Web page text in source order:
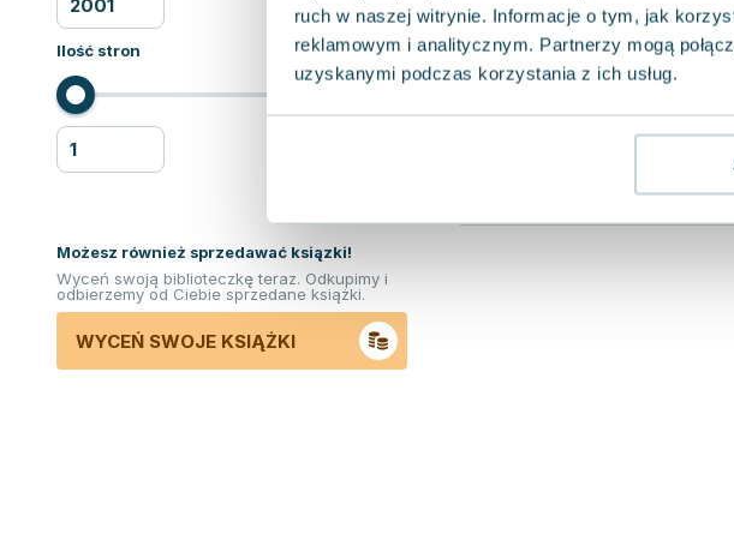
ruch w naszej witrynie. Informacje o tym, jak
reklamowym i analitycznym. Partnerzy mogą
uzyskanymi podczas korzystania z ich usług.
Ilość stron
Możesz również sprzedawać ksiązki!
Wyceń swoją biblioteczkę teraz. Odkupimy i
odbierzemy od Ciebie sprzedane książki.
WYCEŃ SWOJE KSIĄŻKI
W roku